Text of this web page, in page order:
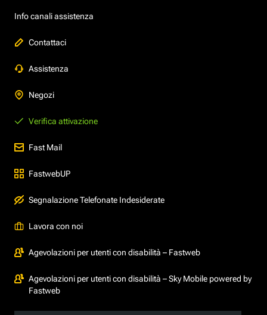
Info canali assistenza
Contattaci
Assistenza
Negozi
Verifica attivazione
Fast Mail
FastwebUP
Segnalazione Telefonate Indesiderate
Lavora con noi
Agevolazioni per utenti con disabilità – Fastweb
Agevolazioni per utenti con disabilità – Sky Mobile powered by
Fastweb